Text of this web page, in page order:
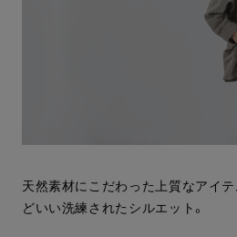
天然素材にこだわった上質なアイ
どいい洗練されたシルエット。